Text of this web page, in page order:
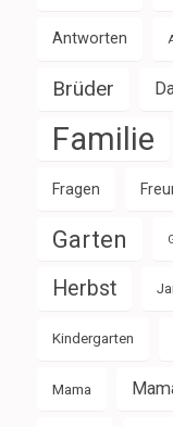
Antworten
Brüder
Familie
Fragen
Garten
Herbst
Kindergarten
Mama